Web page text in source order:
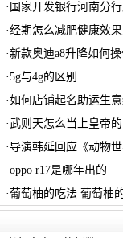
· 国家开发银行河南分
·经期怎么减肥健康效
·新款奥迪a8升降如何
·5g与4g的区别
·如何店铺起名助运生
·武则天怎么当上皇帝
·导演韩延回应《动物
·oppo r17是哪年出的
·葡萄柚的吃法 葡萄柚